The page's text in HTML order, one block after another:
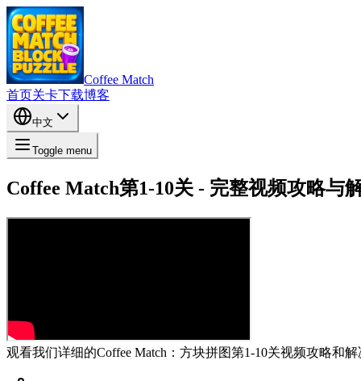
Coffee Match
首页关卡下载博客
中文
Toggle menu
Coffee Match第1-10关 - 完整视频攻略与
观看我们详细的Coffee Match：方块拼图第1-10关视频攻略和